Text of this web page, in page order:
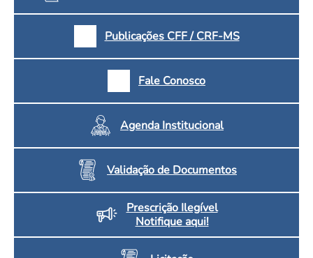
Publicações CFF / CRF-MS
Fale Conosco
Agenda Institucional
Validação de Documentos
Prescrição Ilegível
Notifique aqui!